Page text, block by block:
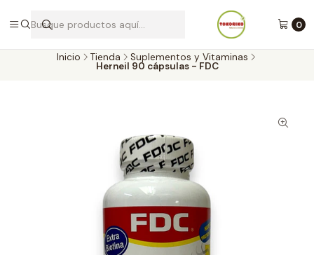
0
Envíos a todo Chile por Blue Express
Inicio Tienda Suplementos y Vitaminas
Herneil 90 cápsulas - FDC